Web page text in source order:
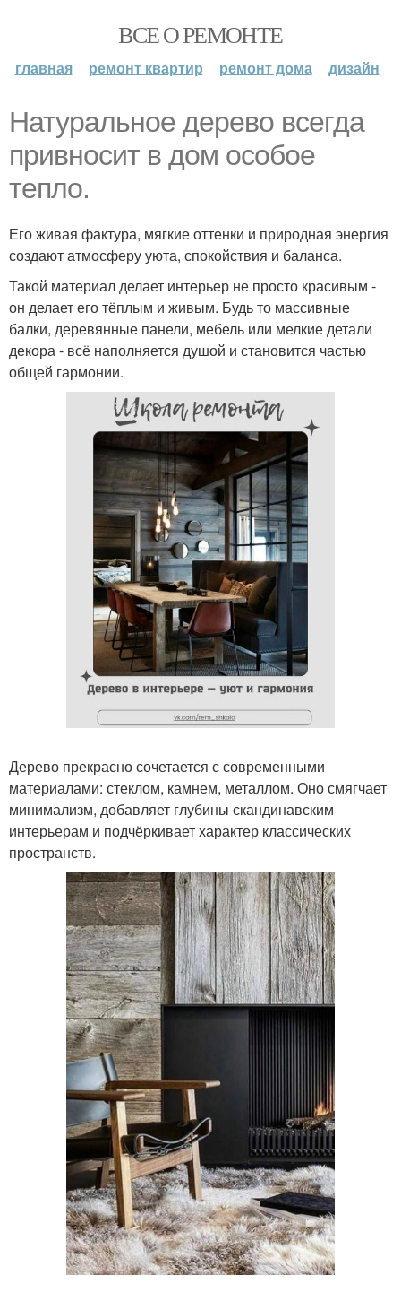
ВСЕ О РЕМОНТЕ
главная ремонт квартир ремонт дома дизайн
Натуральное дерево всегда
привносит в дом особое
тепло.
Его живая фактура, мягкие оттенки и природная энергия
создают атмосферу уюта, спокойствия и баланса.
Такой материал делает интерьер не просто красивым -
он делает его тёплым и живым. Будь то массивные
балки, деревянные панели, мебель или мелкие детали
декора - всё наполняется душой и становится частью
общей гармонии.
Дерево прекрасно сочетается с современными
материалами: стеклом, камнем, металлом. Оно смягчает
минимализм, добавляет глубины скандинавским
интерьерам и подчёркивает характер классических
пространств.